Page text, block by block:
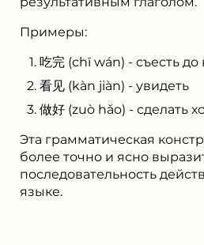
Примеры:
吃完 (chī wán) - съесть до
看见 (kàn jiàn) - увидеть
做好 (zuò hǎo) - сделать
Эта грамматическая
более точно и ясно
последовательность
языке.